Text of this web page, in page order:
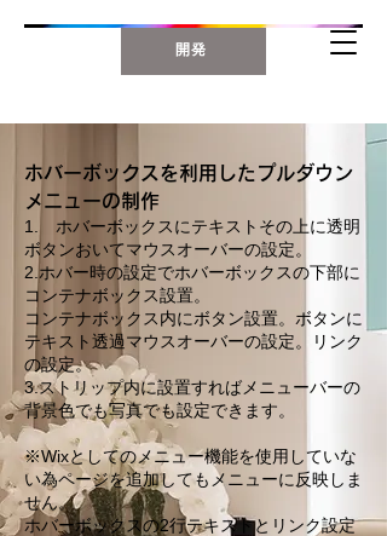
開発
ホバーボックスを利用したプルダウン
メニューの制作
1. ホバーボックスにテキストその上に透明
ボタンおいてマウスオーバーの設定。
2.ホバー時の設定でホバーボックスの下部に
コンテナボックス設置。
コンテナボックス内にボタン設置。ボタンに
テキスト透過マウスオーバーの設定。リンク
の設定。
3.ストリップ内に設置すればメニューバーの
背景色でも写真でも設定できます。
※Wixとしてのメニュー機能を使用していな
い為ページを追加してもメニューに反映しま
せん。
ホバーボックスの2行テキストとリンク設定